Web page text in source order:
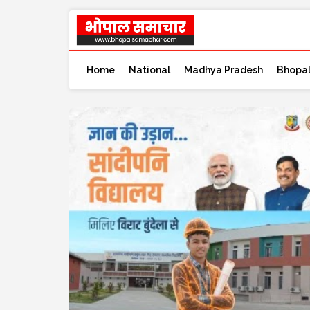
Home National Madhya Pradesh Bhopal